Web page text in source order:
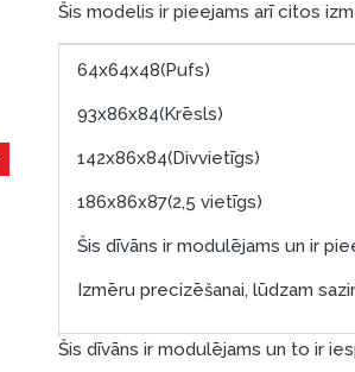
Šis modelis ir pieejams arī citos
64x64x48(Pufs)
93x86x84(Krēsls)
142x86x84(Divvietīgs)
186x86x87(2,5 vietīgs)
Šis dīvāns ir modulējams un ir
Izmēru precizēšanai, lūdzam
Šis dīvāns ir modulējams un to ir